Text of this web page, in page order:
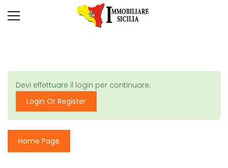
Devi effettuare il login per continuare.
Login Or Register
Home Page